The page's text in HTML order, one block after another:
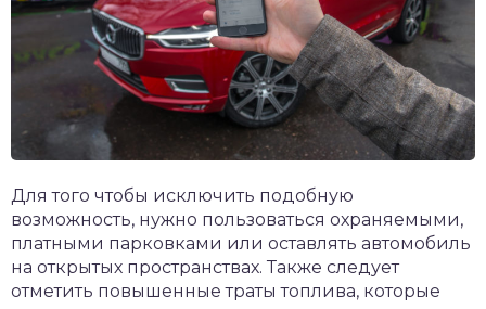
Для того чтобы исключить подобную
возможность, нужно пользоваться охраняемыми,
платными парковками или оставлять автомобиль
на открытых пространствах. Также следует
отметить повышенные траты топлива, которые